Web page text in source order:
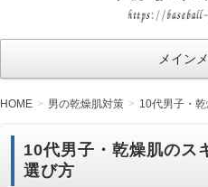
メ・
男性
品ラ
ン
メイン
HOME 男の乾燥肌対策 10代男子・
10代男子・乾燥肌のス
選び方